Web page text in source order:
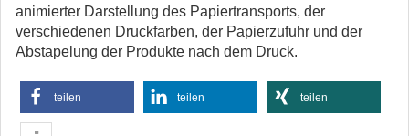
animierter Darstellung des Papiertransports, der
verschiedenen Druckfarben, der Papierzufuhr und der
Abstapelung der Produkte nach dem Druck.
teilen teilen teilen